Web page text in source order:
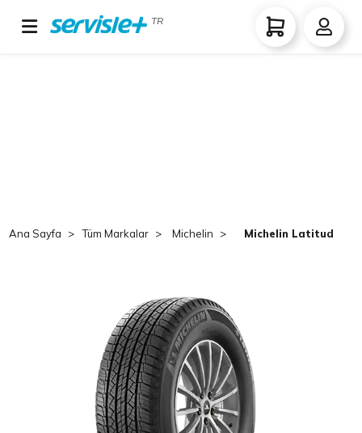
TR
Ana Sayfa Tüm Markalar Michelin Michelin Latitude